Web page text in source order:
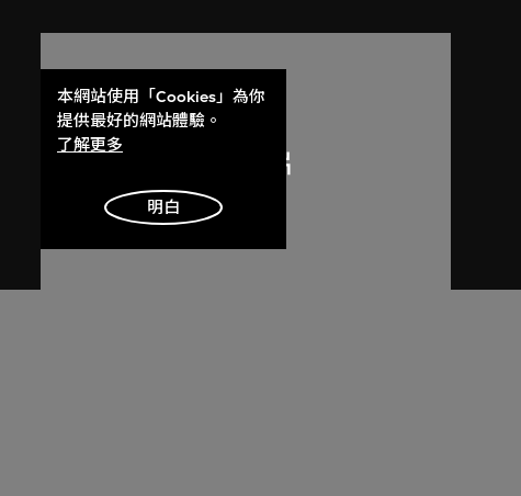
本網站使用「Cookies」為你
提供最好的網站體驗。
了解更多
明白